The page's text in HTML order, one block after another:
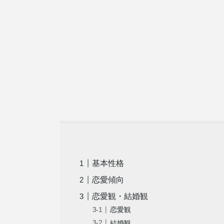
基本性格
恋愛傾向
恋愛観・結婚観
恋愛観